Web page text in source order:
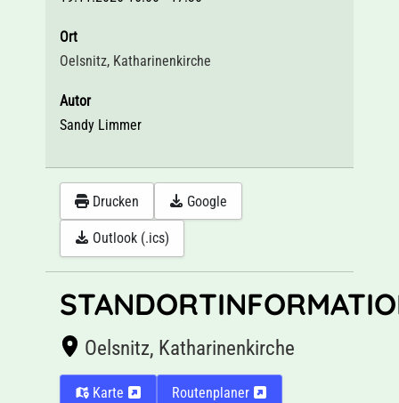
Ort
Oelsnitz, Katharinenkirche
Autor
Sandy Limmer
Drucken Google
Outlook (.ics)
Oelsnitz, Katharinenkirche
Karte Routenplaner